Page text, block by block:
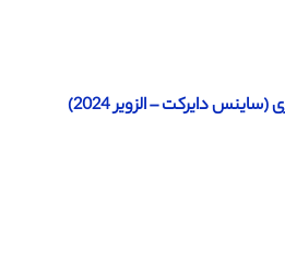
دایرکت – الزویر 2024)